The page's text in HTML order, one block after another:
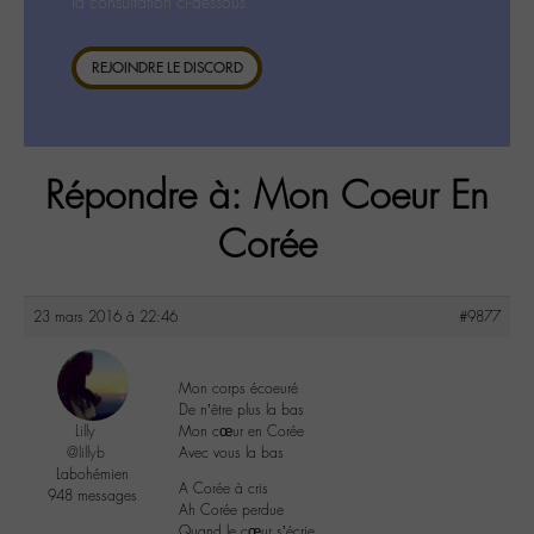
REJOINDRE LE DISCORD
Répondre à: Mon Coeur En
Corée
23 mars 2016 à 22:46 #9877
Lilly
@lillyb
Labohémien
948 messages
Mon corps écoeuré
De n’être plus la bas
Mon cœur en Corée
Avec vous la bas
A Corée à cris
Ah Corée perdue